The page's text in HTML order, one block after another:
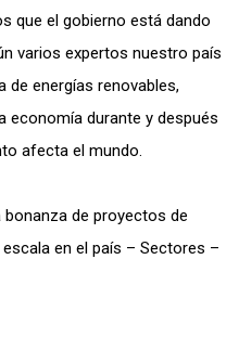
que el gobierno está dando
varios expertos nuestro país
de energías renovables,
economía durante y después
afecta el mundo.
de proyectos de
en el país – Sectores –